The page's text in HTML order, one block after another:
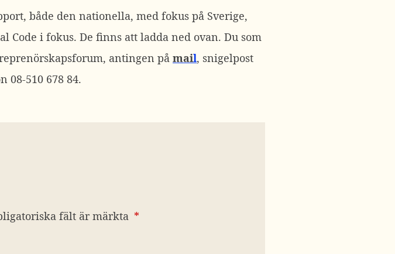
både den nationella, med fokus på Sverige,
i fokus. De finns att ladda ned ovan. Du som
antingen på mail, snigelpost
08-510 678 84.
fält är märkta *